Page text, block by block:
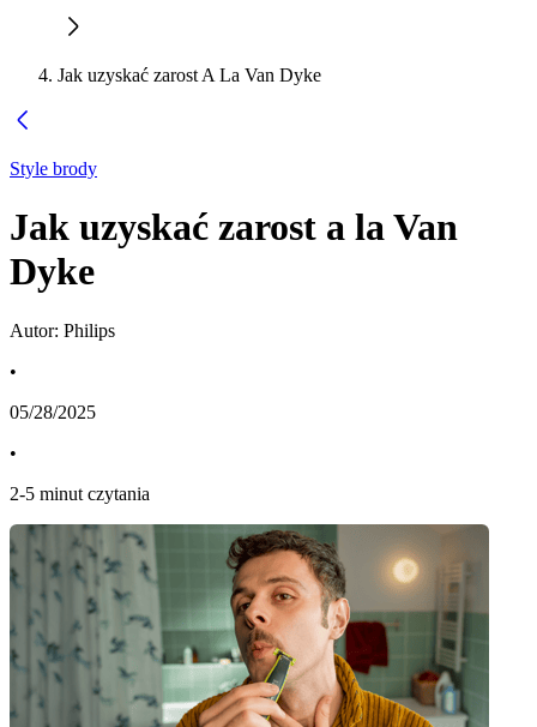
Jak uzyskać zarost A La Van Dyke
Style brody
Jak uzyskać zarost a la Van
Dyke
Autor: Philips
•
05/28/2025
•
2-5 minut czytania